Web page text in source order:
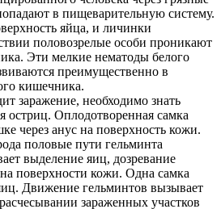
в пищеварительную систему.
яйца, и личинки
половозрелые особи проникают
Эти мелкие нематоды белого
преимущественно в
кишечника.
заражение, необходимо знать
остриц. Оплодотворенная самка
через анус на поверхность кожи.
половые пути гельминта
выделение яиц, дозревание
поверхности кожи. Одна самка
Движение гельминтов вызывает
зараженных участков